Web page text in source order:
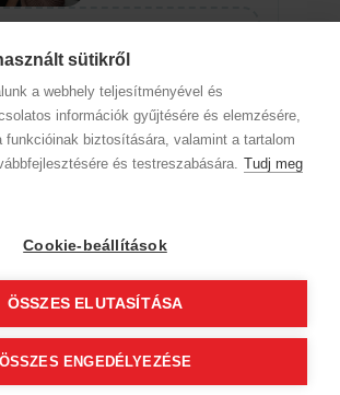
sütikről
a webhely teljesítményével és
információk gyűjtésére és elemzésére,
funkcióinak biztosítására, valamint a tartalom
és testreszabására. Tudj meg
Cookie-beállítások
ÖSSZES ELUTASÍTÁSA
ÖSSZES ENGEDÉLYEZÉSE
Szolgáltatások
Az időpontok megjelenéséhez
szakterületet és szolgáltatást
Kövess minket!